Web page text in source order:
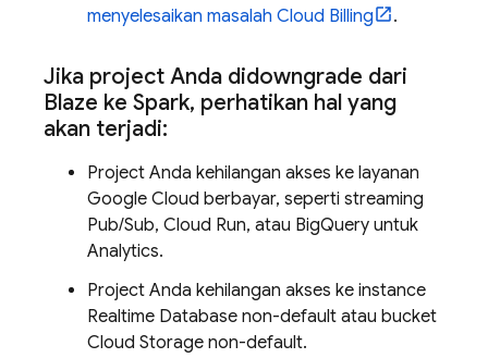
menyelesaikan masalah Cloud Billing .
Jika project Anda didowngrade dari
Blaze ke Spark, perhatikan hal yang
akan terjadi:
Project Anda kehilangan akses ke layanan
Google Cloud berbayar, seperti streaming
Pub/Sub, Cloud Run, atau BigQuery untuk
Analytics.
Project Anda kehilangan akses ke instance
Realtime Database non-default atau bucket
Cloud Storage non-default.